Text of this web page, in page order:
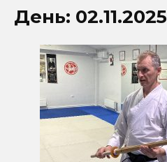
День: 02.11.2025